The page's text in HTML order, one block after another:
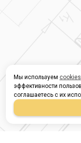
Мы используем cookies
эффективности
соглашаетесь с их